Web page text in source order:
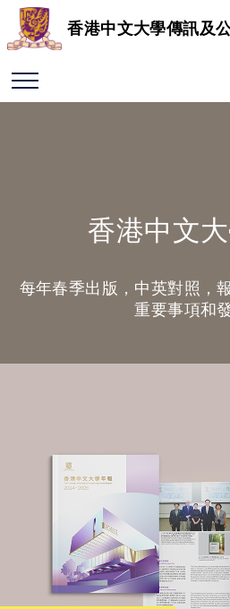
香港中文大學傳訊及
香港中文
每年春季出版，中英對照，
重要事項和發